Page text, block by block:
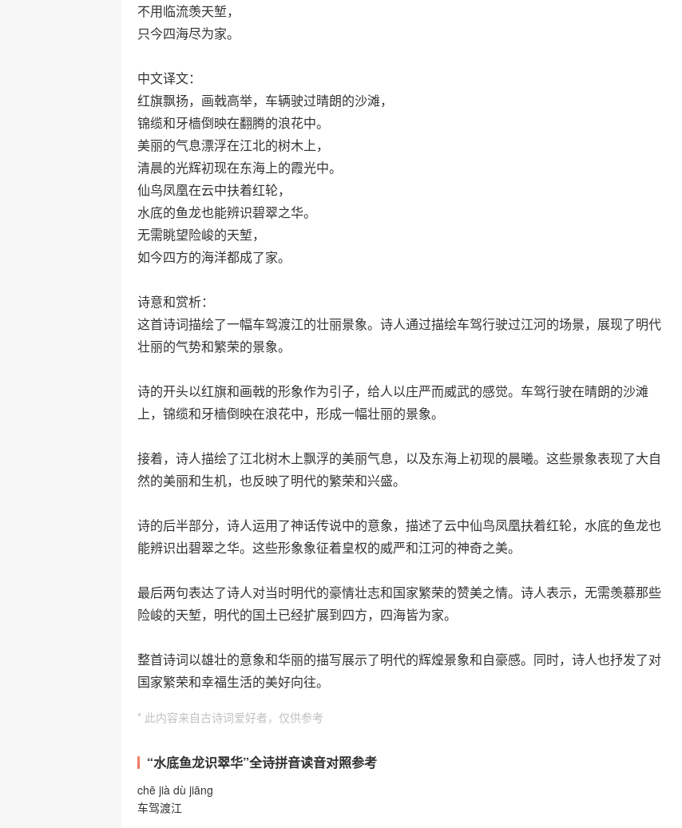
不用临流羡天堑，
只今四海尽为家。
中文译文：
红旗飘扬，画戟高举，车辆驶过晴朗的沙滩，
锦缆和牙樯倒映在翻腾的浪花中。
美丽的气息漂浮在江北的树木上，
清晨的光辉初现在东海上的霞光中。
仙鸟凤凰在云中扶着红轮，
水底的鱼龙也能辨识碧翠之华。
无需眺望险峻的天堑，
如今四方的海洋都成了家。
诗意和赏析：
这首诗词描绘了一幅车驾渡江的壮丽景象。诗人通过描绘车驾行驶过江河的场景，展现了明代
壮丽的气势和繁荣的景象。
诗的开头以红旗和画戟的形象作为引子，给人以庄严而威武的感觉。车驾行驶在晴朗的沙滩
上，锦缆和牙樯倒映在浪花中，形成一幅壮丽的景象。
接着，诗人描绘了江北树木上飘浮的美丽气息，以及东海上初现的晨曦。这些景象表现了大自
然的美丽和生机，也反映了明代的繁荣和兴盛。
诗的后半部分，诗人运用了神话传说中的意象，描述了云中仙鸟凤凰扶着红轮，水底的鱼龙也
能辨识出碧翠之华。这些形象象征着皇权的威严和江河的神奇之美。
最后两句表达了诗人对当时明代的豪情壮志和国家繁荣的赞美之情。诗人表示，无需羡慕那些
险峻的天堑，明代的国土已经扩展到四方，四海皆为家。
整首诗词以雄壮的意象和华丽的描写展示了明代的辉煌景象和自豪感。同时，诗人也抒发了对
国家繁荣和幸福生活的美好向往。
* 此内容来自古诗词爱好者，仅供参考
“水底鱼龙识翠华”全诗拼音读音对照参考
chē jià dù jiāng
车驾渡江